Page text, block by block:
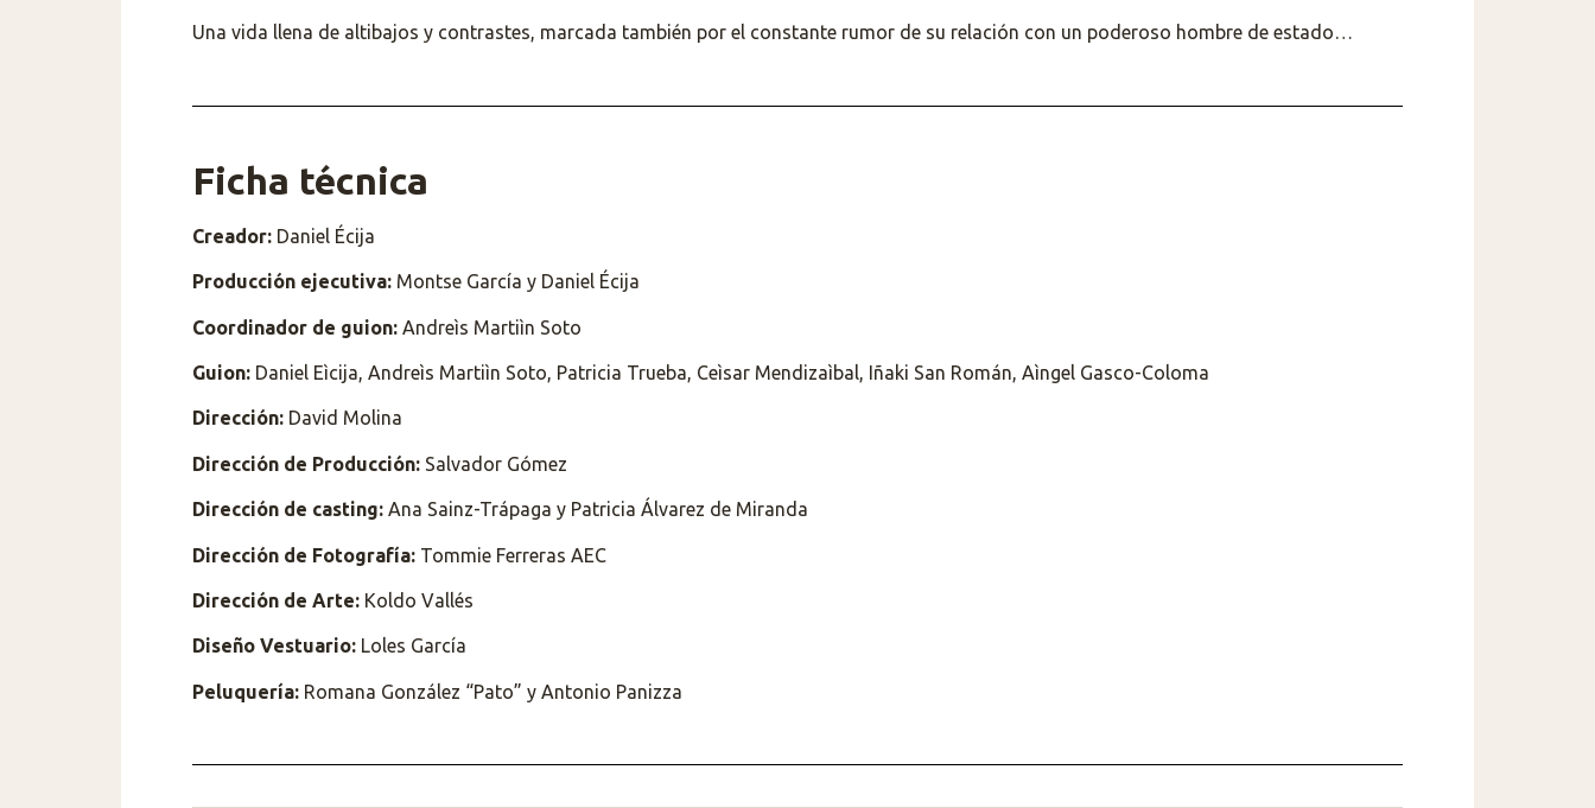
Una vida llena de altibajos y contrastes, marcada también por el constante rumor de su relación con un poderoso hombre de estado…
Ficha técnica
Creador: Daniel Écija
Producción ejecutiva: Montse García y Daniel Écija
Coordinador de guion: Andreìs Martiìn Soto
Guion: Daniel Eìcija, Andreìs Martiìn Soto, Patricia Trueba, Ceìsar Mendizaìbal, Iñaki San Román, Aìngel Gasco-Coloma
Dirección: David Molina
Dirección de Producción: Salvador Gómez
Dirección de casting: Ana Sainz-Trápaga y Patricia Álvarez de Miranda
Dirección de Fotografía: Tommie Ferreras AEC
Dirección de Arte: Koldo Vallés
Diseño Vestuario: Loles García
Peluquería: Romana González “Pato” y Antonio Panizza